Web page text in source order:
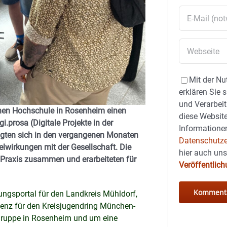
Hochschule in Rosenheim einen
(Digitale Projekte in der
sich in den vergangenen Monaten
mit der Gesellschaft. Die
zusammen und erarbeiteten für
für den Landkreis Mühldorf,
für den Kreisjugendring München-
in Rosenheim und um eine
Mit der
erklären Sie
und
diese
hier auch